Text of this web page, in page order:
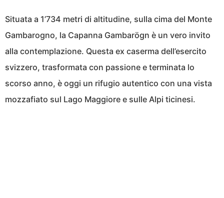
Situata a 1’734 metri di altitudine, sulla cima del Monte
Gambarogno, la Capanna Gambarögn è un vero invito
alla contemplazione. Questa ex caserma dell’esercito
svizzero, trasformata con passione e terminata lo
scorso anno, è oggi un rifugio autentico con una vista
mozzafiato sul Lago Maggiore e sulle Alpi ticinesi.